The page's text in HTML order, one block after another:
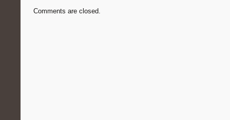
Comments are closed.